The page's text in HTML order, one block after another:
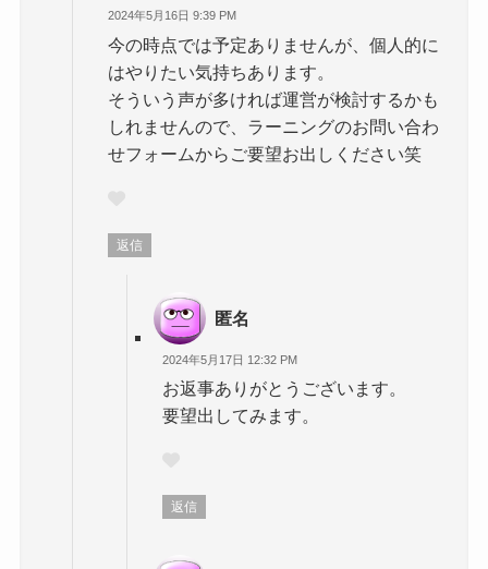
2024年5月16日 9:39 PM
今の時点では予定ありませんが、個人的に
はやりたい気持ちあります。
そういう声が多ければ運営が検討するかも
しれませんので、ラーニングのお問い合わ
せフォームからご要望お出しください笑
返信
匿名
2024年5月17日 12:32 PM
お返事ありがとうございます。
要望出してみます。
返信